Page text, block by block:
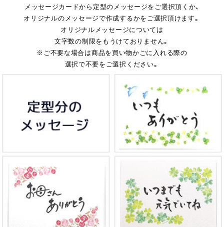
メッセージカードから定型のメッセージをご選択頂くか、
オリジナルのメッセージで作成するかをご選択頂けます。
オリジナルメッセージについては
文字数の制限をもうけておりません。
※ご不要な場合は商品を買い物かごに入れる際の
選択で不要をご選択ください。